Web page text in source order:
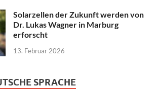
Solarzellen der Zukunft werden von
Dr. Lukas Wagner in Marburg
erforscht
13. Februar 2026
SPRACHE